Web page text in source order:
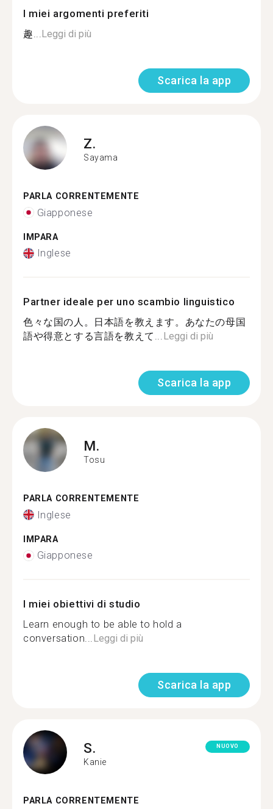
I miei argomenti preferiti
趣...Leggi di più
Scarica la app
Z.
Sayama
PARLA CORRENTEMENTE
Giapponese
IMPARA
Inglese
Partner ideale per uno scambio linguistico
色々な国の人。日本語を教えます。あなたの母国
語や得意とする言語を教えて...Leggi di più
Scarica la app
M.
Tosu
PARLA CORRENTEMENTE
Inglese
IMPARA
Giapponese
I miei obiettivi di studio
Learn enough to be able to hold a
conversation...Leggi di più
Scarica la app
S.
Kanie
NUOVO
PARLA CORRENTEMENTE